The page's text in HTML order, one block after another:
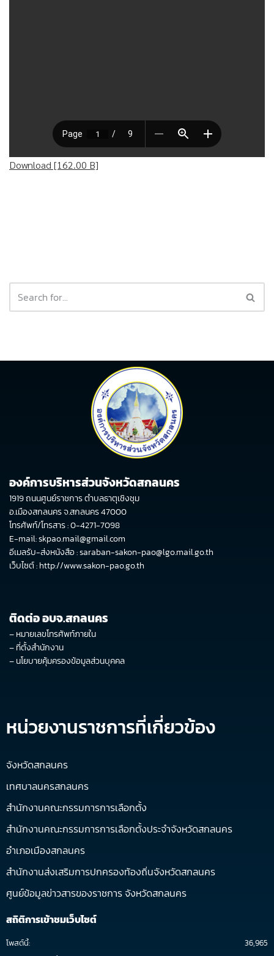
Download [162.00 B]
องค์การบริหารส่วนจังหวัดสกลนคร
1919 ถนนศูนย์ราชการ ตำบลธาตุเชิงชุม
อ.เมืองสกลนคร จ.สกลนคร 47000
โทรศัพท์/โทรสาร : 0-4271-7098
E-mail: skpao.mail@gmail.com
อีเมลรับ-ส่งหนังสือ : saraban-sakon-pao@lgo.mail.go.th
เว็บไซต์ :http://www.sakon-pao.go.th
ติดต่อ อบจ.สกลนคร
–หมายเลขโทรศัพท์ภายใน
–ที่ตั้งสำนักงาน
–นโยบายคุ้มครองข้อมูลส่วนบุคคล
หน่วยงานราชการที่เกี่ยวข้อง
จังหวัดสกลนคร
เทศบาลนครสกลนคร
สำนักงานคณะกรรมการการเลือกตั้ง
สำนักงานคณะกรรมการการเลือกตั้งประจำจังหวัดสกลนคร
อำเภอเมืองสกลนคร
สำนักงานส่งเสริมการปกครองท้องถิ่นจังหวัดสกลนคร
ศูนย์ข้อมูลข่าวสารของราชการ จังหวัดสกลนคร
สถิติการเข้าชมเว็บไซต์
โพสต์นี้:
36,965